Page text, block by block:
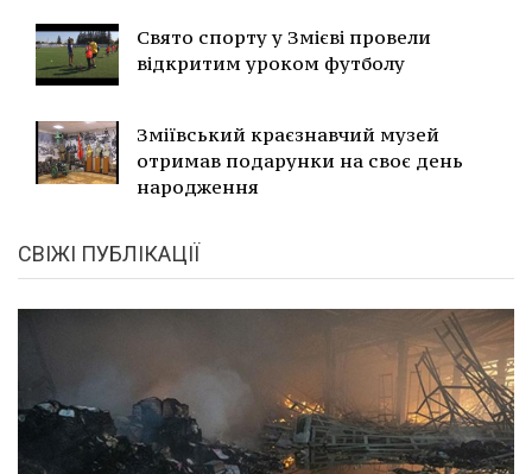
Свято спорту у Змієві провели
відкритим уроком футболу
Зміївський краєзнавчий музей
отримав подарунки на своє день
народження
СВІЖІ ПУБЛІКАЦІЇ